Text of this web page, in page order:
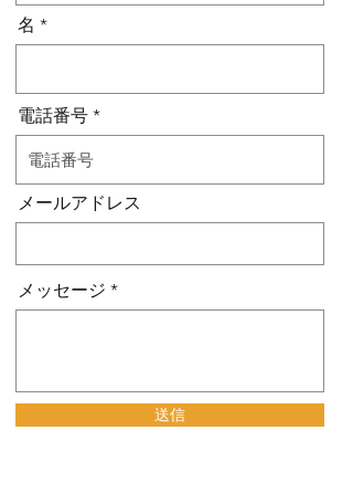
名
電話番号
メールアドレス
メッセージ
送信